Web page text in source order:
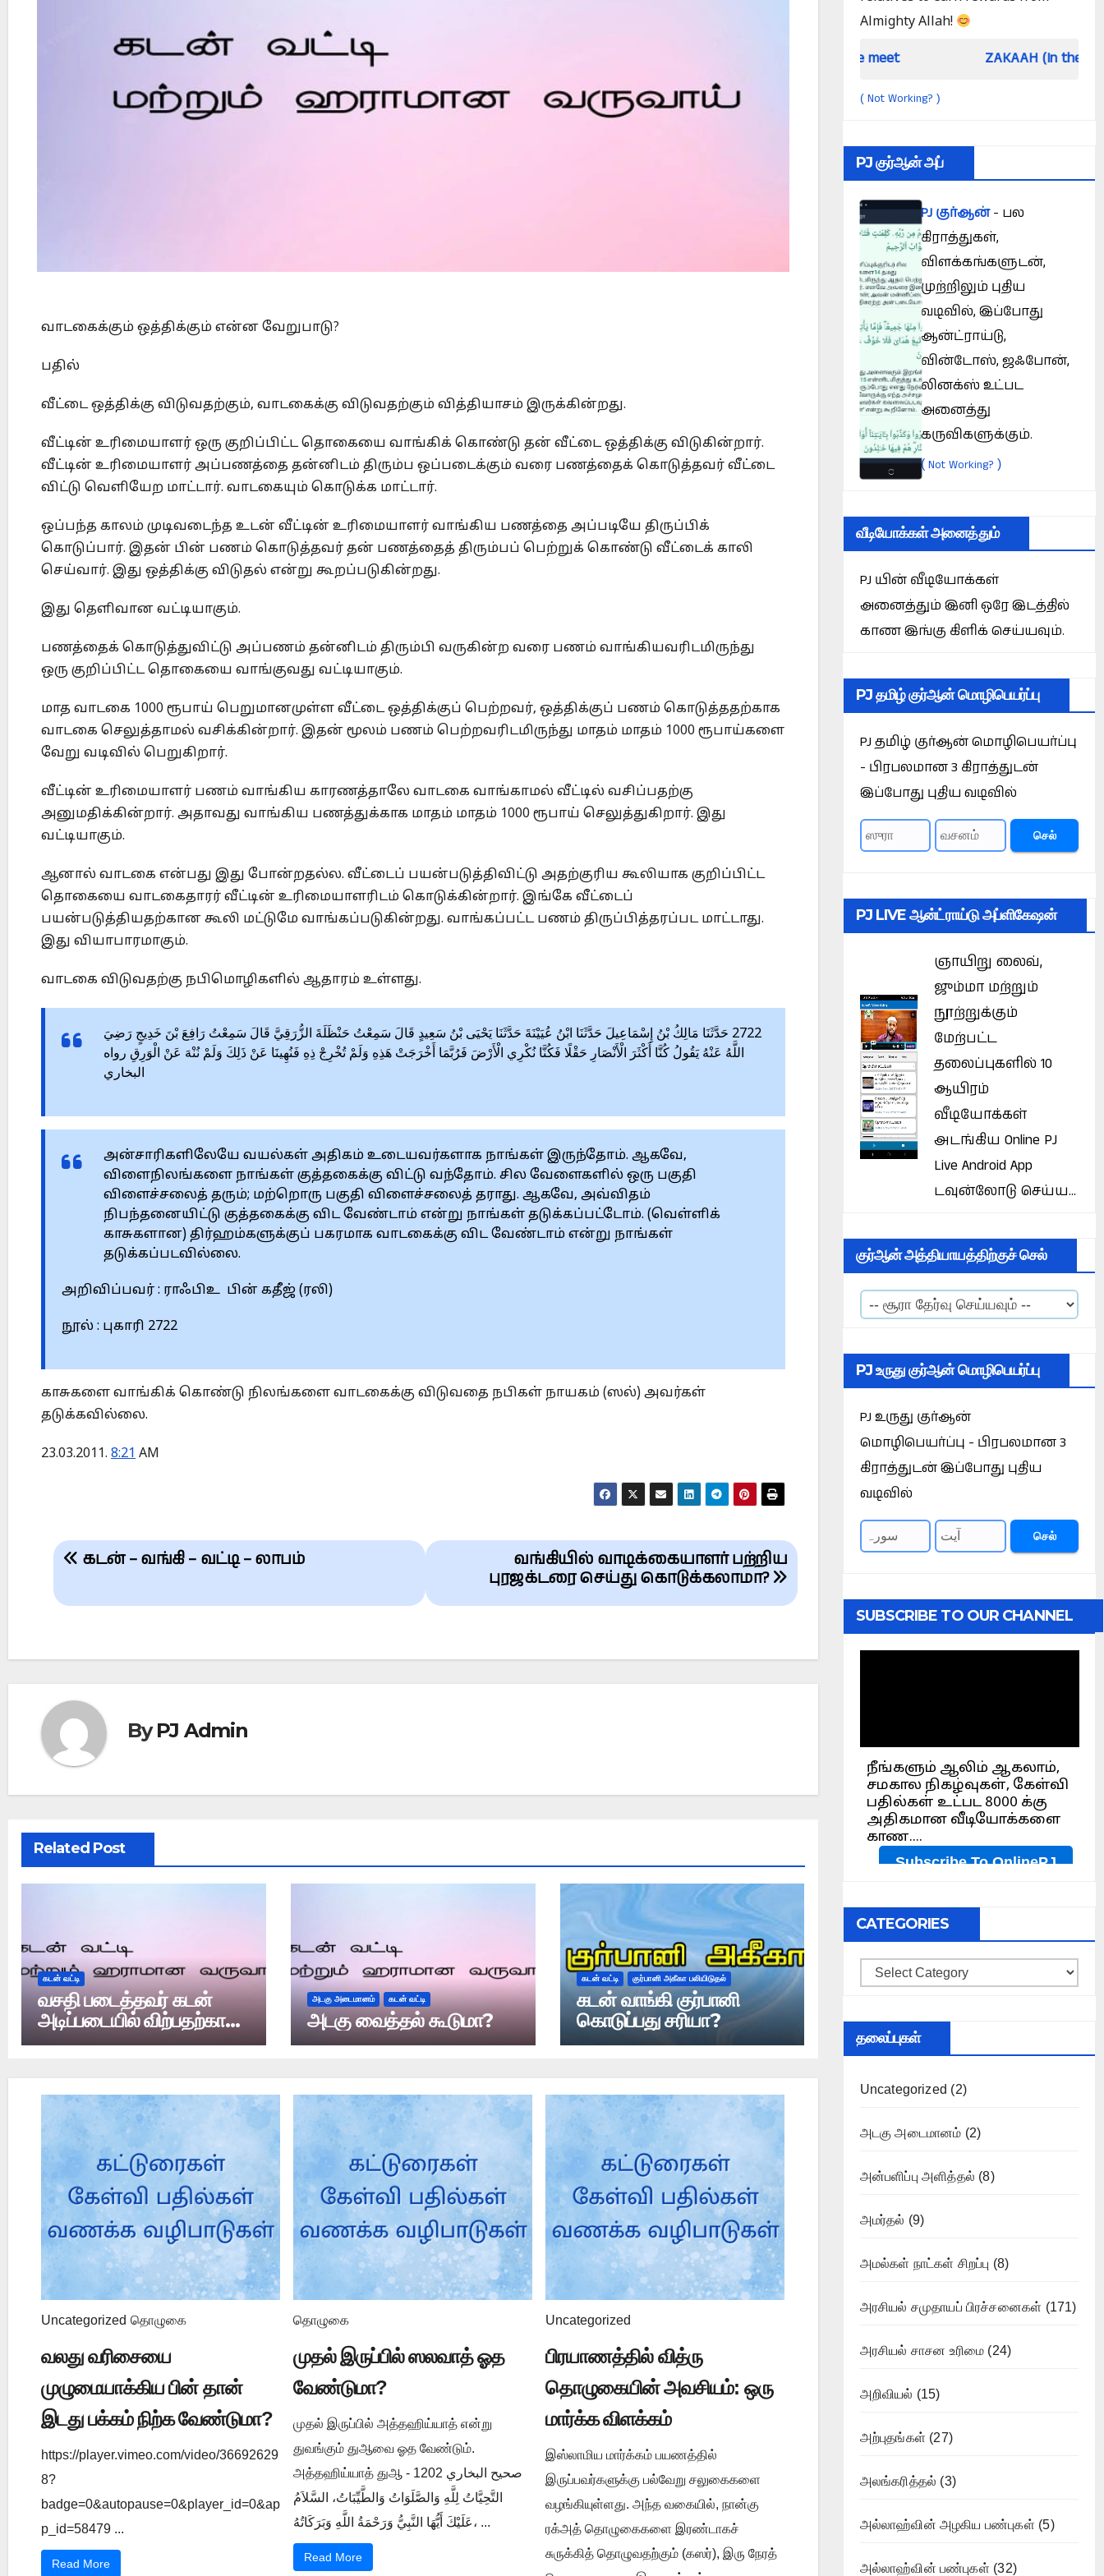
வாடகைக்கும் ஒத்திக்கும் என்ன வேறுபாடு?
பதில்
வீட்டை ஒத்திக்கு விடுவதற்கும், வாடகைக்கு விடுவதற்கும் வித்தியாசம் இருக்கின்றது.
வீட்டின் உரிமையாளர் ஒரு குறிப்பிட்ட தொகையை வாங்கிக் கொண்டு தன் வீட்டை ஒத்திக்கு விடுகின்றார்.
வீட்டின் உரிமையாளர் அப்பணத்தை தன்னிடம் திரும்ப ஒப்படைக்கும் வரை பணத்தைக் கொடுத்தவர் வீட்டை
விட்டு வெளியேற மாட்டார். வாடகையும் கொடுக்க மாட்டார்.
ஒப்பந்த காலம் முடிவடைந்த உடன் வீட்டின் உரிமையாளர் வாங்கிய பணத்தை அப்படியே திருப்பிக்
கொடுப்பார். இதன் பின் பணம் கொடுத்தவர் தன் பணத்தைத் திரும்பப் பெற்றுக் கொண்டு வீட்டைக் காலி
செய்வார். இது ஒத்திக்கு விடுதல் என்று கூறப்படுகின்றது.
இது தெளிவான வட்டியாகும்.
பணத்தைக் கொடுத்துவிட்டு அப்பணம் தன்னிடம் திரும்பி வருகின்ற வரை பணம் வாங்கியவரிடமிருந்து
ஒரு குறிப்பிட்ட தொகையை வாங்குவது வட்டியாகும்.
மாத வாடகை 1000 ரூபாய் பெறுமானமுள்ள வீட்டை ஒத்திக்குப் பெற்றவர், ஒத்திக்குப் பணம் கொடுத்ததற்காக
வாடகை செலுத்தாமல் வசிக்கின்றார். இதன் மூலம் பணம் பெற்றவரிடமிருந்து மாதம் மாதம் 1000 ரூபாய்களை
வேறு வடிவில் பெறுகிறார்.
வீட்டின் உரிமையாளர் பணம் வாங்கிய காரணத்தாலே வாடகை வாங்காமல் வீட்டில் வசிப்பதற்கு
அனுமதிக்கின்றார். அதாவது வாங்கிய பணத்துக்காக மாதம் மாதம் 1000 ரூபாய் செலுத்துகிறார். இது
வட்டியாகும்.
ஆனால் வாடகை என்பது இது போன்றதல்ல. வீட்டைப் பயன்படுத்திவிட்டு அதற்குரிய கூலியாக குறிப்பிட்ட
தொகையை வாடகைதாரர் வீட்டின் உரிமையாளரிடம் கொடுக்கின்றார். இங்கே வீட்டைப்
பயன்படுத்தியதற்கான கூலி மட்டுமே வாங்கப்படுகின்றது. வாங்கப்பட்ட பணம் திருப்பித்தரப்பட மாட்டாது.
இது வியாபாரமாகும்.
வாடகை விடுவதற்கு நபிமொழிகளில் ஆதாரம் உள்ளது.
2722 حَدَّثَنَا مَالِكُ بْنُ إِسْمَاعِيلَ حَدَّثَنَا ابْنُ عُيَيْنَةَ حَدَّثَنَا يَحْيَى بْنُ سَعِيدٍ قَالَ سَمِعْتُ حَنْظَلَةَ الزُّرَقِيَّ قَالَ سَمِعْتُ رَافِعَ بْنَ خَدِيجٍ رَضِيَ
اللَّهُ عَنْهُ يَقُولُ كُنَّا أَكْثَرَ الْأَنْصَارِ حَقْلًا فَكُنَّا نُكْرِي الْأَرْضَ فَرُبَّمَا أَخْرَجَتْ هَذِهِ وَلَمْ تُخْرِجْ ذِهِ فَنُهِينَا عَنْ ذَلِكَ وَلَمْ نُنْهَ عَنْ الْوَرِقِ رواه
البخاري
அன்சாரிகளிலேயே வயல்கள் அதிகம் உடையவர்களாக நாங்கள் இருந்தோம். ஆகவே,
விளைநிலங்களை நாங்கள் குத்தகைக்கு விட்டு வந்தோம். சில வேளைகளில் ஒரு பகுதி
விளைச்சலைத் தரும்; மற்றொரு பகுதி விளைச்சலைத் தராது. ஆகவே, அவ்விதம்
நிபந்தனையிட்டு குத்தகைக்கு விட வேண்டாம் என்று நாங்கள் தடுக்கப்பட்டோம். (வெள்ளிக்
காசுகளான) திர்ஹம்களுக்குப் பகரமாக வாடகைக்கு விட வேண்டாம் என்று நாங்கள்
தடுக்கப்படவில்லை.
அறிவிப்பவர் : ராஃபிஉ பின் கதீஜ் (ரலி)
நூல் : புகாரி 2722
காசுகளை வாங்கிக் கொண்டு நிலங்களை வாடகைக்கு விடுவதை நபிகள் நாயகம் (ஸல்) அவர்கள்
தடுக்கவில்லை.
23.03.2011. 8:21 AM
Post
வங்கியில் வாடிக்கையாளர் பற்றிய
புரஜக்டரை செய்து கொடுக்கலாமா?
கடன் – வங்கி – வட்டி – லாபம்
ByPJ Admin
Related Post
கடன் வட்டி
வசதி படைத்தவர் கடன்
அடிப்படையில் விற்பதற்காக
அதிக லாபம் அடைந்தால்
அடகு அடைமானம் கடன் வட்டி
அடகு வைத்தல் கூடுமா?
கடன் வட்டி குர்பானி அகீகா பலியிடுதல்
கடன் வாங்கி குர்பானி
கொடுப்பது சரியா?
Uncategorized தொழுகை
வலது வரிசையை
முழுமையாக்கிய பின் தான்
இடது பக்கம் நிற்க வேண்டுமா?
https://player.vimeo.com/video/36692629
8?
badge=0&autopause=0&player_id=0&ap
p_id=58479 ...
Read More
தொழுகை
முதல் இருப்பில் ஸலவாத் ஓத
வேண்டுமா?
முதல் இருப்பில் அத்தஹிய்யாத் என்று
துவங்கும் துஆவை ஓத வேண்டும்.
அத்தஹிய்யாத் துஆ صحيح البخاري 1202 -
التَّحِيَّاتُ لِلَّهِ وَالصَّلَوَاتُ وَالطَّيِّبَاتُ، السَّلاَمُ
عَلَيْكَ أَيُّهَا النَّبِيُّ وَرَحْمَةُ اللَّهِ وَبَرَكَاتُهُ، ...
Read More
Uncategorized
பிரயாணத்தில் வித்ரு
தொழுகையின் அவசியம்: ஒரு
மார்க்க விளக்கம்
இஸ்லாமிய மார்க்கம் பயணத்தில்
இருப்பவர்களுக்கு பல்வேறு சலுகைகளை
வழங்கியுள்ளது. அந்த வகையில், நான்கு
ரக்அத் தொழுகைகளை இரண்டாகச்
சுருக்கித் தொழுவதற்கும் (கஸர்), இரு நேரத்
Almighty Allah!
Did Jesus Resurrect on Sunday or Monday? Is Prophet Muhammad superior to Jesus? ZAKAAH (In the light of Qur an
( Not Working? )
PJ குர்ஆன் அப்
PJ குர்ஆன்- பல
கிராத்துகள்,
விளக்கங்களுடன்,
முற்றிலும் புதிய
வடிவில், இப்போது
ஆன்ட்ராய்டு,
வின்டோஸ், ஜஃபோன்,
லினக்ஸ் உட்பட
அனைத்து
கருவிகளுக்கும்.
(Not Working? )
வீடியோக்கள் அனைத்தும்
PJ யின் வீடியோக்கள்
அனைத்தும் இனி ஒரே இடத்தில்
காண இங்கு கிளிக் செய்யவும்.
PJ தமிழ் குர்ஆன் மொழிபெயர்ப்பு
PJ தமிழ் குர்ஆன் மொழிபெயர்ப்பு
- பிரபலமான 3 கிராத்துடன்
இப்போது புதிய வடிவில்
செல்
PJ LIVE ஆன்ட்ராய்டு அப்ளிகேஷன்
ஞாயிறு லைவ்,
ஜும்மா மற்றும்
நூற்றுக்கும்
மேற்பட்ட
தலைப்புகளில் 10
ஆயிரம்
வீடியோக்கள்
அடங்கிய Online PJ
Live Android App
டவுன்லோடு செய்ய...
குர்ஆன் அத்தியாயத்திற்குச் செல்
PJ உருது குர்ஆன் மொழிபெயர்ப்பு
PJ உருது குர்ஆன்
மொழிபெயர்ப்பு - பிரபலமான 3
கிராத்துடன் இப்போது புதிய
வடிவில்
செல்
SUBSCRIBE TO OUR CHANNEL
CATEGORIES
Categories
தலைப்புகள்
Uncategorized (2)
அடகு அடைமானம் (2)
அன்பளிப்பு அளித்தல் (8)
அமர்தல் (9)
அமல்கள் நாட்கள் சிறப்பு (8)
அரசியல் சமுதாயப் பிரச்சனைகள் (171)
அரசியல் சாசன உரிமை (24)
அறிவியல் (15)
அற்புதங்கள் (27)
அலங்கரித்தல் (3)
அல்லாஹ்வின் அழகிய பண்புகள் (5)
அல்லாஹ்வின் பண்புகள் (32)